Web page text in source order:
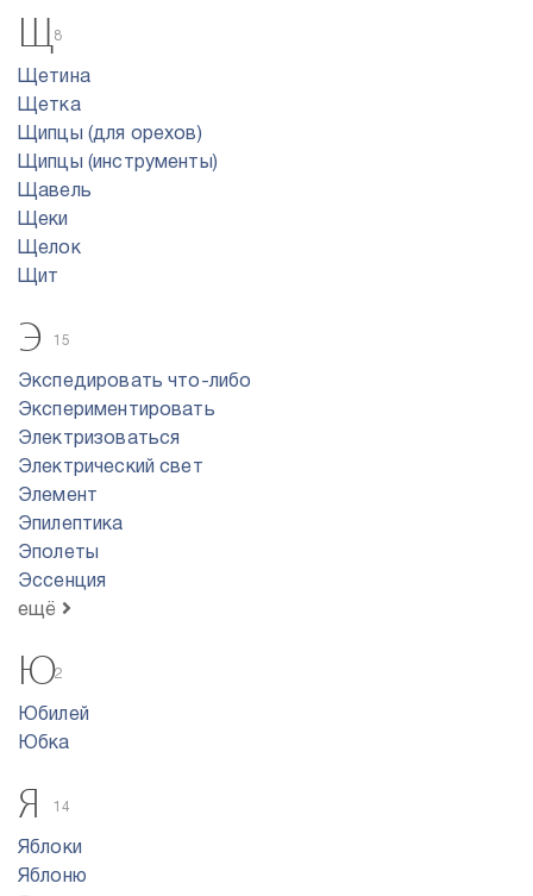
Щ8
Щетина
Щетка
Щипцы (для орехов)
Щипцы (инструменты)
Щавель
Щеки
Щелок
Щит
Э 15
Экспедировать что-либо
Экспериментировать
Электризоваться
Электрический свет
Элемент
Эпилептика
Эполеты
Эссенция
ещё
Ю2
Юбилей
Юбка
Я 14
Яблоки
Яблоню